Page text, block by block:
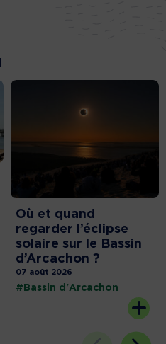
Où et quand
regarder l’éclipse
solaire sur le Bassin
d’Arcachon ?
07 août 2026
#Bassin d'Arcachon